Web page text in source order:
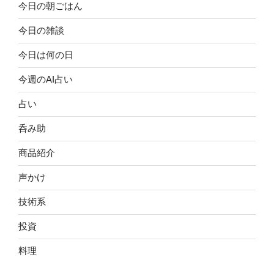
今日の朝ごはん
今日の雑談
今日は何の日
今週のAI占い
占い
呑み助
商品紹介
声かけ
技術系
投資
料理